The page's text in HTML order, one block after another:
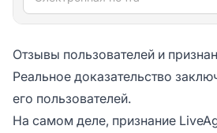
Отзывы пользователей и
Реальное доказательство
его пользователей.
На самом деле, признание